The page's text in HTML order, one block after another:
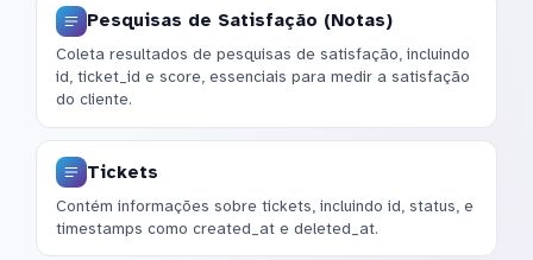
Pesquisas de Satisfação (Notas)
Coleta resultados de pesquisas de satisfação, incluindo
id, ticket_id e score, essenciais para medir a satisfação
do cliente.
Tickets
Contém informações sobre tickets, incluindo id, status, e
timestamps como created_at e deleted_at.